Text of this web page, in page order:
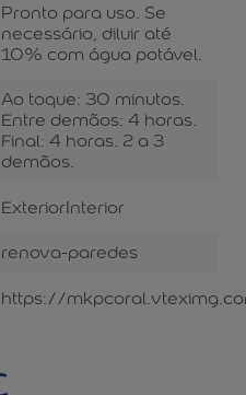
Pronto para uso. Se
necessário, diluir até
10% com água potável.
Ao toque: 30 minutos.
Entre demãos: 4 horas.
Final: 4 horas. 2 a 3
demãos.
ExteriorInterior
renova-paredes
https://